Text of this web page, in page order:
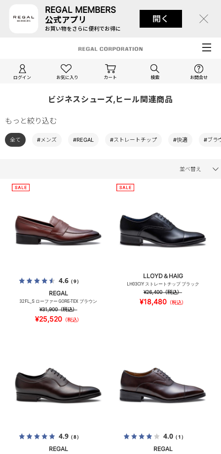
REGAL MEMBERS
公式アプリ
お買い物をさらに便利でお得に
開く
ログイン お気に入り カート 検索 お問合せ
ビジネスシューズ,ヒール関連商品
もっと絞り込む
全て #メンズ #REGAL #ストレートチップ #快適 #ブラ
並べ替え
4.6（9）
REGAL
32FL_S ローファー GORE-TEX ブラウン
¥31,900（税込）
¥25,520（税込）
LLOYD＆HAIG
LH03CIY ストレートチップ ブラック
¥26,400（税込）
¥18,480（税込）
4.9（8）
REGAL
4.0（1）
REGAL